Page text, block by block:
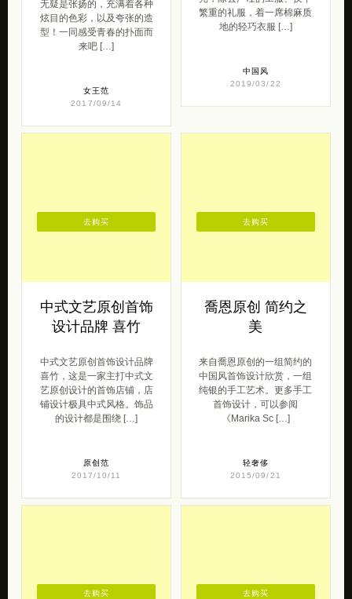
无疑是张扬的，充满着各种
炫目的色彩，以及夸张的造
型！一同感受青春的扑面而
来吧 […]
女王范
2017/09/14
繁重的礼服，着一席棉麻质
地的轻巧衣服 […]
中国风
2019/03/22
中式文艺原创首饰
设计品牌 喜竹
中式文艺原创首饰设计品牌
喜竹，这是一家主打中式文
艺原创设计的首饰店铺，店
铺设计极具中式风格。饰品
的设计都是围绕 […]
原创范
2017/10/11
去购买
喬恩原创 简约之
美
来自喬恩原创的一组简约的
中国风首饰设计欣赏，一组
纯银的手工艺术。更多手工
首饰设计，可以参阅
《Marika Sc […]
轻奢侈
2015/09/21
去购买
去购买 去购买